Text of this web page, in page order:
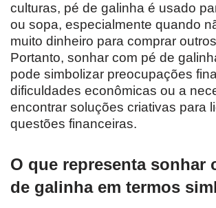
culturas, pé de galinha é usado
ou sopa, especialmente quando
muito dinheiro para comprar
Portanto, sonhar com pé de
pode simbolizar preocupações
dificuldades econômicas ou a
encontrar soluções criativas para
questões financeiras.
O que representa sonhar
de galinha em termos